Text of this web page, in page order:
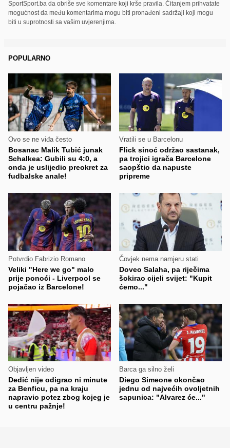
SportSport.ba da obriše sve komentare koji krše pravila. Čitanjem prihvatate
mogućnost da među komentarima mogu biti pronađeni sadržaji koji mogu
biti u suprotnosti sa vašim uvjerenjima.
POPULARNO
Ovo se ne viđa često
Bosanac Malik Tubić junak
Schalkea: Gubili su 4:0, a
onda je uslijedio preokret za
fudbalske anale!
Vratili se u Barcelonu
Flick sinoć održao sastanak,
pa trojici igrača Barcelone
saopštio da napuste
pripreme
Potvrdio Fabrizio Romano
Veliki "Here we go" malo
prije ponoći - Liverpool se
pojačao iz Barcelone!
Čovjek nema namjeru stati
Doveo Salaha, pa riječima
šokirao cijeli svijet: "Kupit
ćemo..."
Objavljen video
Dedić nije odigrao ni minute
za Benficu, pa na kraju
napravio potez zbog kojeg je
u centru pažnje!
Barca ga silno želi
Diego Simeone okončao
jednu od najvećih ovoljetnih
sapunica: "Alvarez će..."